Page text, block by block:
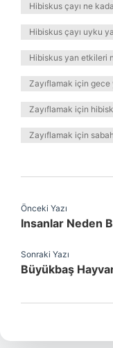
Hibiskus çayı ne
Hibiskus çayı uyku
Hibiskus yan etkileri
Zayıflamak için
Zayıflamak için
Zayıflamak için
Önceki Yazı
Insanlar Neden
Sonraki Yazı
Büyükbaş